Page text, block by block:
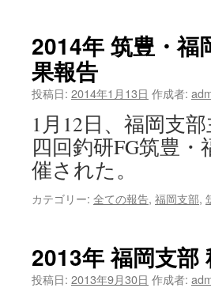
2014年 筑豊・福
果報告
投稿日: 2014年1月13日 作成者:
1月12日、福岡支
四回釣研FG筑豊
催された。
カテゴリー: 全ての報告, 福岡支部,
2013年 福岡支部
投稿日: 2013年9月30日 作成者: